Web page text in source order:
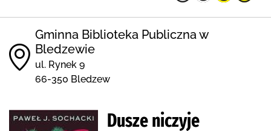
Gminna Biblioteka Publiczna w
Bledzewie
ul. Rynek 9
66-350 Bledzew
Dusze niczyje